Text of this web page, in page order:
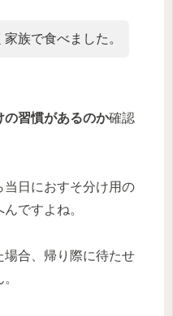
族で食べました。
の習慣があるのか確認
日におすそ分け用の
ですよね。
場合、帰り際に待たせ